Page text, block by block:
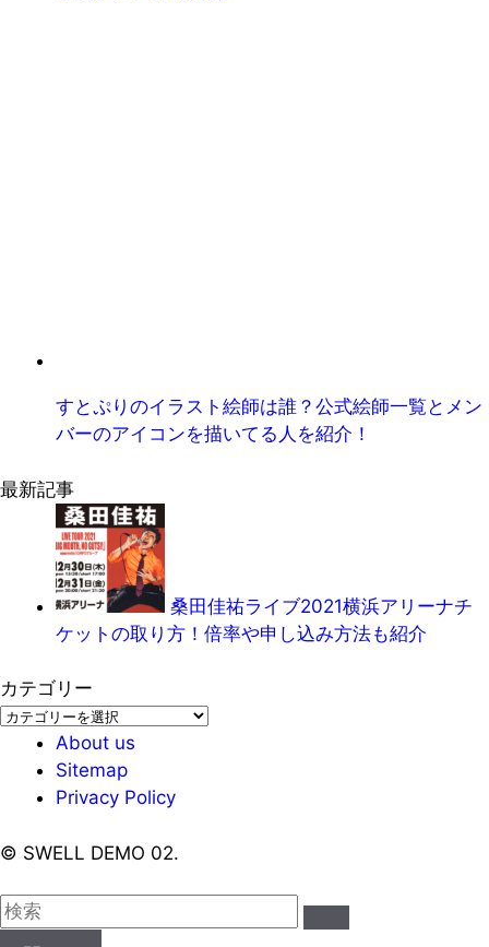
すとぷりのイラスト絵師は誰？公式絵師一覧とメン
バーのアイコンを描いてる人を紹介！
最新記事
桑田佳祐ライブ2021横浜アリーナチ
ケットの取り方！倍率や申し込み方法も紹介
カテゴリー
カ
About us
Sitemap
Privacy Policy
© SWELL DEMO 02.